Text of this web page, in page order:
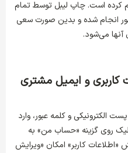
کرده است. چاپ لیبل توسط تمام
انجام شده و بدین صورت سعی
آنها می‌شود.
و ایمیل مشتری
الکترونیکی و کلمه عبور، وارد
روی گزینه «حساب من» به
کاربر» امکان «ویرایش